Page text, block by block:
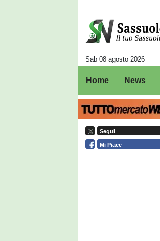
Sab 08 agosto 2026
Home News
Segui
Mi Piace